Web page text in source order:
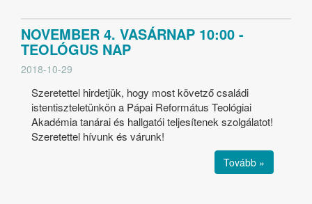
NOVEMBER 4. VASÁRNAP 10:00 -
TEOLÓGUS NAP
2018-10-29
Szeretettel hirdetjük, hogy most követző családi
istentiszteletünkön a Pápai Református Teológiai
Akadémia tanárai és hallgatói teljesítenek szolgálatot!
Szeretettel hívunk és várunk!
Tovább »